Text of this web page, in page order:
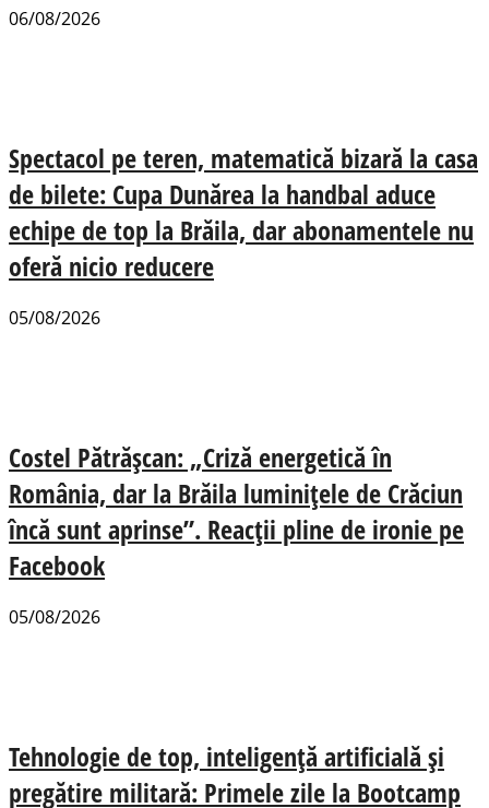
06/08/2026
Spectacol pe teren, matematică bizară la casa
de bilete: Cupa Dunărea la handbal aduce
echipe de top la Brăila, dar abonamentele nu
oferă nicio reducere
05/08/2026
Costel Pătrășcan: „Criză energetică în
România, dar la Brăila luminițele de Crăciun
încă sunt aprinse”. Reacții pline de ironie pe
Facebook
05/08/2026
Tehnologie de top, inteligență artificială și
pregătire militară: Primele zile la Bootcamp